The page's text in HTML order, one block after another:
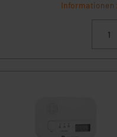
Informationen